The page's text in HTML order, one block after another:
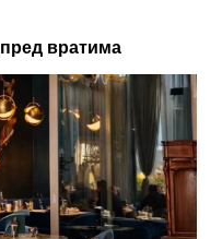
вратима